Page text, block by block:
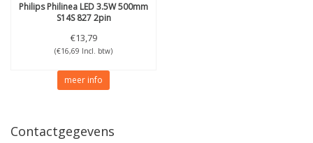
PhilipsPhilinea LED 3.5W 500mm
S14S 827 2pin
€13,79
(€16,69 Incl. btw)
meer info
Contactgegevens